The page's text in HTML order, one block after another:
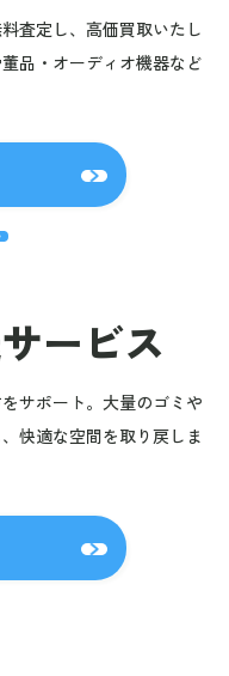
査定し、高価買取いたし
品・オーディオ機器など
ービス
サポート。大量のゴミや
快適な空間を取り戻しま